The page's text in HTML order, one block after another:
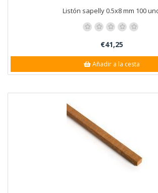
Listón sapelly 0.5x8 mm 100
€41,25
Añadir a la cesta